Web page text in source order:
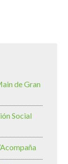
de Gran
Social